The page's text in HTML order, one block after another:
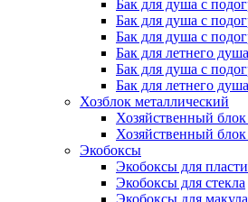
Бак для душа с
Бак для душа с
Бак для душа с
Бак для летнего
Бак для душа с
Бак для летнего
Хозблок металлический
Хозяйственный
Хозяйственный
Экобоксы
Экобоксы для
Экобоксы для стекла
Экобоксы для